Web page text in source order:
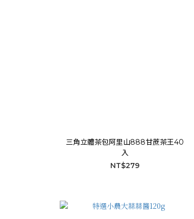
三角立體茶包阿里山888甘蔗茶王40
入
NT$279